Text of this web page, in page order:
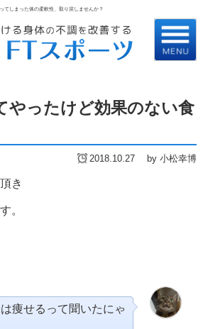
てしまった体の柔軟性、取り戻しませんか？
やったけど効果のない食
2018.10.27 by 小松幸博
き
。
痩せるって聞いたにゃ